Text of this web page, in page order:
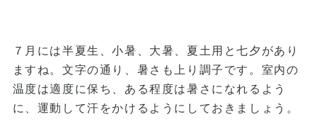
７月には半夏生、小暑、大暑、夏土用と七夕があり
ますね。文字の通り、暑さも上り調子です。室内の
温度は適度に保ち、ある程度は暑さになれるよう
に、運動して汗をかけるようにしておきましょう。